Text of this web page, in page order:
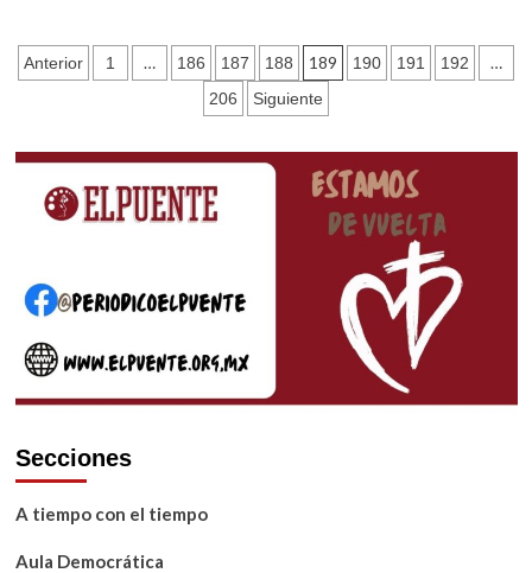
acercamos
de
diocesana
Paginación
entradas
Anterior 1 … 186 187 188 189 190 191 192 …
206 Siguiente
Secciones
A tiempo con el tiempo
Aula Democrática